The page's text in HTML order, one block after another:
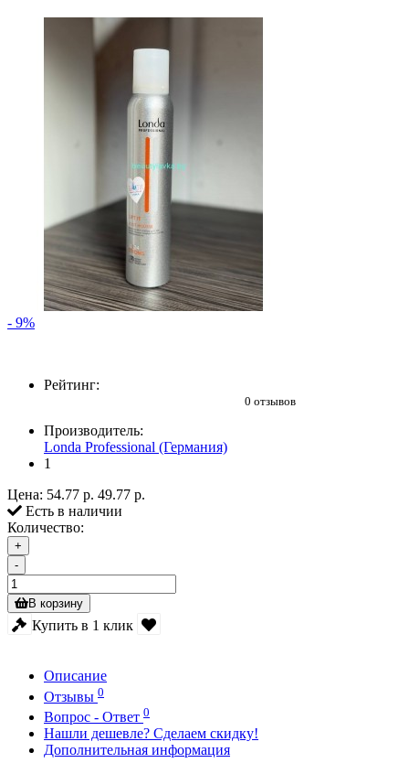
- 9%
Рейтинг:
0 отзывов
Производитель:
Londa Professional (Германия)
1
Цена: 54.77 р. 49.77 р.
Есть в наличии
Количество:
+
-
В корзину
Купить в 1 клик
Описание
Отзывы 0
Вопрос - Ответ 0
Нашли дешевле? Сделаем скидку!
Дополнительная информация